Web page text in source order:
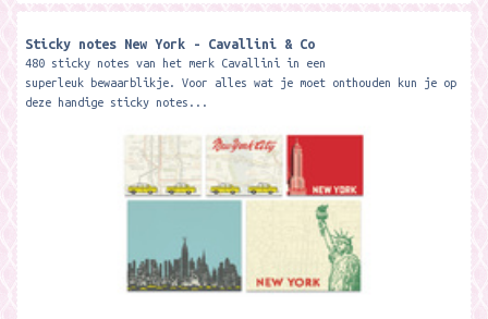
Sticky notes New York - Cavallini & Co
480 sticky notes van het merk Cavallini in een
superleuk bewaarblikje. Voor alles wat je moet onthouden kun je op
deze handige sticky notes...